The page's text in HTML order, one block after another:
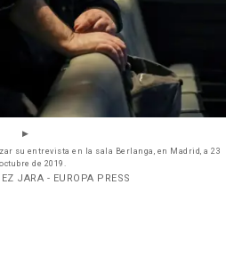
su entrevista en la sala Berlanga, en Madrid, a 23
de 2019.
JARA - EUROPA PRESS